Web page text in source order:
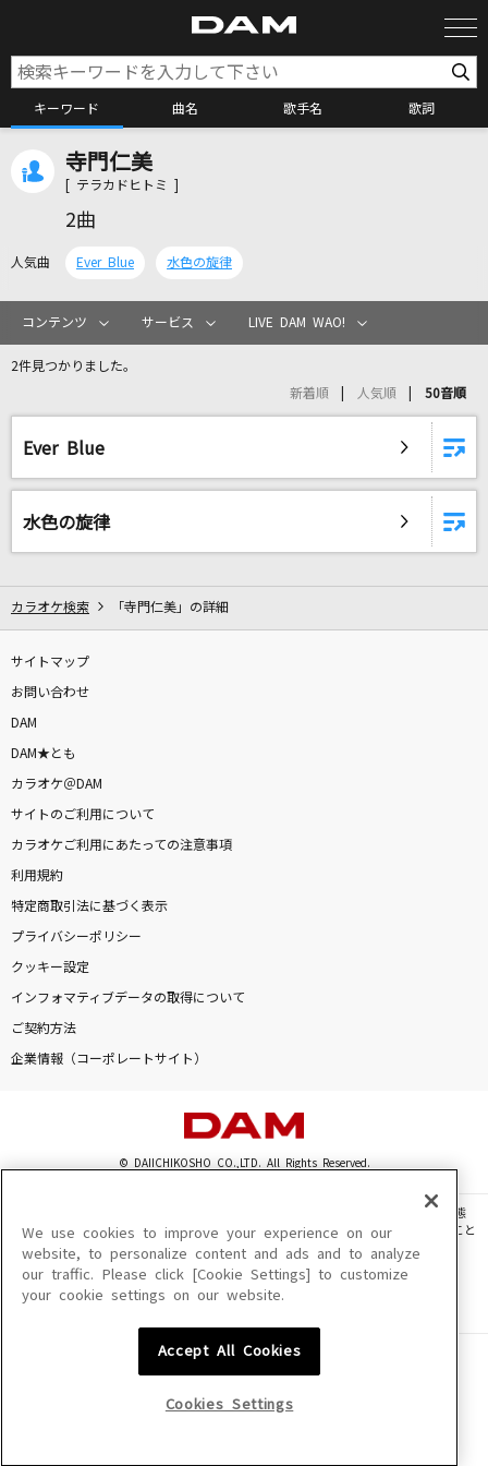
キーワード 曲名 歌手名 歌詞
カラオケリクエスト
踊楽園
CLAN QUEEN
クリス・ハート
[生音]Don't say “lazy“
桜高軽音部[平沢唯・秋山澪・田井中律・琴吹紬(CV:豊崎愛生、日笠陽
夏祭り
Whiteberry
カリスマックス
Snow Man
[生音]アイのシナリオ
[生音]ジターバグ
ELLEGARDEN
ヴァンパイア
アイノカタチ feat.HIDE(GReeeeN)
DAMの新曲・ランキングなど
寺門仁美
[ テラカドヒトミ ]
2曲
人気曲 Ever Blue 水色の旋律
コンテンツ サービス LIVE DAM WAO!
2件見つかりました。
新着順 人気順 50音順
Ever Blue
水色の旋律
カラオケ検索 「寺門仁美」の詳細
サイトマップ
お問い合わせ
DAM
DAM★とも
カラオケ＠DAM
サイトのご利用について
カラオケご利用にあたっての注意事項
利用規約
特定商取引法に基づく表示
プライバシーポリシー
クッキー設定
インフォマティブデータの取得について
ご契約方法
企業情報（コーポレートサイト）
© DAIICHIKOSHO CO.,LTD. All Rights Reserved.
このサイトに掲載されている一切の文章・画像・写真・動画・音声等を、手段や形態
を問わず、著作権法の定める範囲を超えて無断で複製、転載、ファイル化などすること
を禁じます。
楽曲及びコンテンツは、機種によりご利用いただけない場合があります。
楽曲及びコンテンツの配信日、配信内容が変更になる場合があります。
We use cookies to improve your experience on our
website, to personalize content and ads and to analyze
our traffic. Please click [Cookie Settings] to customize
your cookie settings on our website.
Accept All Cookies
Cookies Settings